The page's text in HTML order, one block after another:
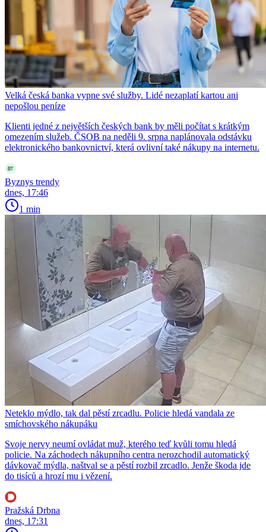
Velká česká banka vypne své služby. Lidé nezaplatí kartou ani
nepošlou peníze
Klienti jedné z největších českých bank by měli počítat s krátkým
omezením služeb. ČSOB na neděli 9. srpna naplánovala odstávku
elektronického bankovnictví, která ovlivní také nákupy na internetu.
Byznys trendy
dnes, 17:46
1 min
Neteklo mýdlo, tak dal pěstí zrcadlu. Policie hledá vandala ze
smíchovského nákupáku
Svoje nervy neumí ovládat muž, kterého teď kvůli tomu hledá
policie. Na záchodech nákupního centra nerozchodil automatický
dávkovač mýdla, naštval se a pěstí rozbil zrcadlo. Jenže škoda jde
do tisíců a hrozí mu i vězení.
Pražská Drbna
dnes, 17:31